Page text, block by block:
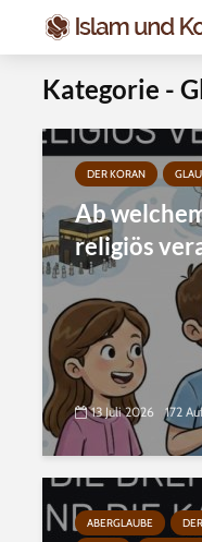
Kategorie -
DER KORAN
Ab
religiös
13 Juli 2026 172
ABERGLAUBE